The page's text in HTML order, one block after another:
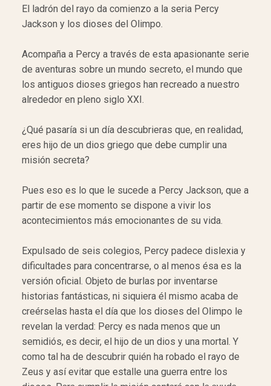
El ladrón del rayo da comienzo a la seria Percy
Jackson y los dioses del Olimpo.
Acompaña a Percy a través de esta apasionante serie
de aventuras sobre un mundo secreto, el mundo que
los antiguos dioses griegos han recreado a nuestro
alrededor en pleno siglo XXI.
¿Qué pasaría si un día descubrieras que, en realidad,
eres hijo de un dios griego que debe cumplir una
misión secreta?
Pues eso es lo que le sucede a Percy Jackson, que a
partir de ese momento se dispone a vivir los
acontecimientos más emocionantes de su vida.
Expulsado de seis colegios, Percy padece dislexia y
dificultades para concentrarse, o al menos ésa es la
versión oficial. Objeto de burlas por inventarse
historias fantásticas, ni siquiera él mismo acaba de
creérselas hasta el día que los dioses del Olimpo le
revelan la verdad: Percy es nada menos que un
semidiós, es decir, el hijo de un dios y una mortal. Y
como tal ha de descubrir quién ha robado el rayo de
Zeus y así evitar que estalle una guerra entre los